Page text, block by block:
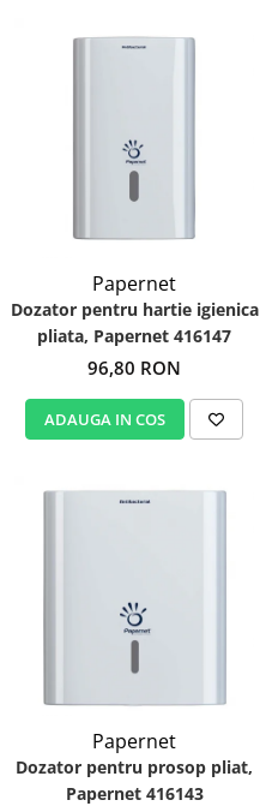
Papernet
Dozator pentru hartie igienica
pliata, Papernet 416147
96,80 RON
ADAUGA IN COS
Papernet
Dozator pentru prosop pliat,
Papernet 416143